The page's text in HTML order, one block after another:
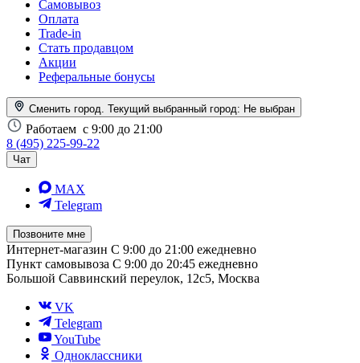
Самовывоз
Оплата
Trade-in
Стать продавцом
Акции
Реферальные бонусы
Сменить город. Текущий выбранный город: Не выбран
Работаем с 9:00 до 21:00
8 (495) 225-99-22
Чат
MAX
Telegram
Позвоните мне
Интернет-магазин С 9:00 до 21:00 ежедневно
Пункт самовывоза С 9:00 до 20:45 ежедневно
Большой Саввинский переулок, 12с5, Москва
VK
Telegram
YouTube
Одноклассники